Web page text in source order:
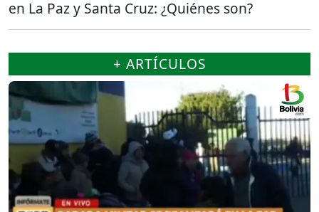
en La Paz y Santa Cruz: ¿Quiénes son?
+ ARTÍCULOS